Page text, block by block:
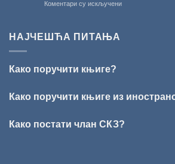
уручење
Коментари су искљученина
„Милован
поезију
НАЈЧЕШЋА ПИТАЊА
Како поручити књиге?
Како поручити књиге из
Како постати члан СКЗ?